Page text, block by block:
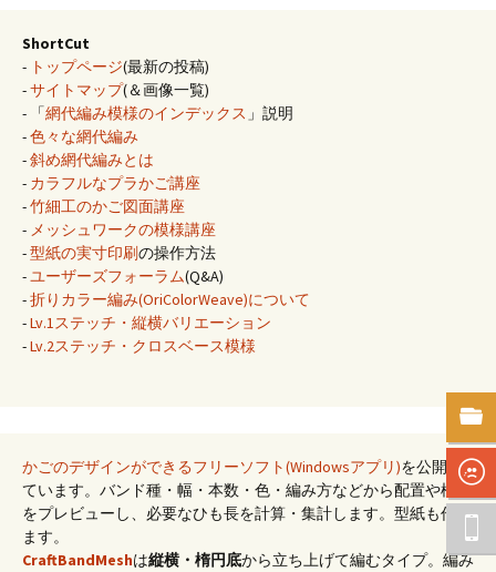
ShortCut
- トップページ(最新の投稿)
-サイトマップ(＆画像一覧)
- 「網代編み模様のインデックス 」説明
-色々な網代編み
-斜め網代編みとは
- カラフルなプラかご講座
-竹細工のかご図面講座
- メッシュワークの模様講座
-型紙の実寸印刷の操作方法
-ユーザーズフォーラム(Q&A)
-折りカラー編み(OriColorWeave)について
-Lv.1ステッチ・縦横バリエーション
-Lv.2ステッチ・クロスベース模様
かごのデザインができるフリーソフト(Windowsアプリ)を公開し
ています。バンド種・幅・本数・色・編み方などから配置や模様
をプレビューし、必要なひも長を計算・集計します。型紙も作れ
ます。
CraftBandMeshは縦横・楕円底から立ち上げて編むタイプ。編み